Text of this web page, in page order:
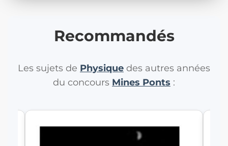
Recommandés
Les sujets de Physique des autres années
du concours Mines Ponts :